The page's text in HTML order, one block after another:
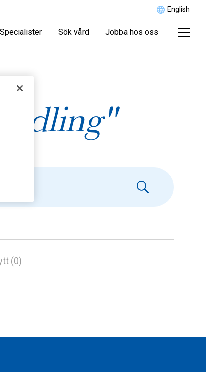
English
Specialister Sök vård Jobba hos oss
(0)